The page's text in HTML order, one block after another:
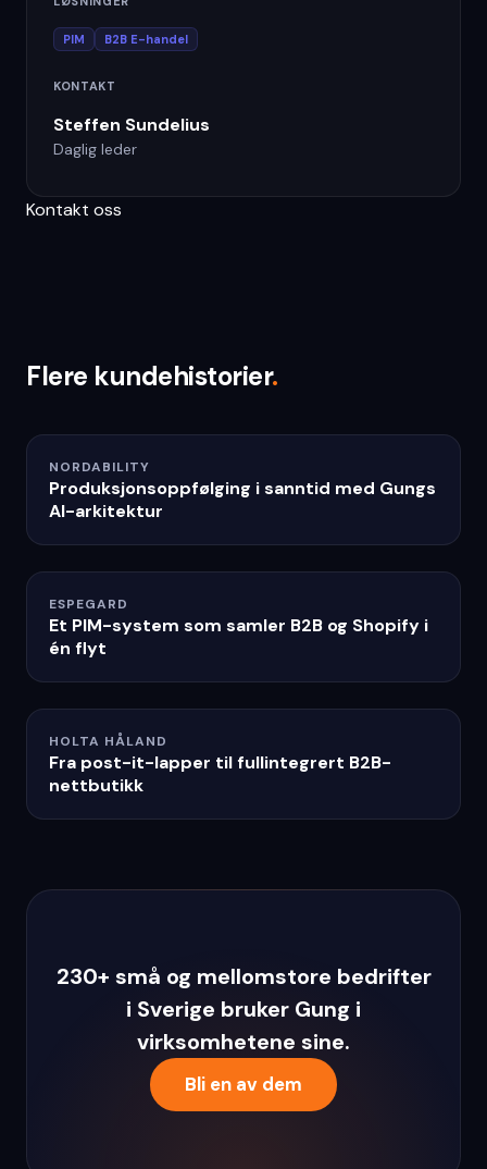
PIM B2B E-handel
KONTAKT
Steffen Sundelius
Daglig leder
Kontakt oss
Flere kundehistorier.
NORDABILITY
Produksjonsoppfølging i sanntid med Gungs
AI-arkitektur
ESPEGARD
Et PIM-system som samler B2B og Shopify i
én flyt
HOLTA HÅLAND
Fra post-it-lapper til fullintegrert B2B-
nettbutikk
230+ små og mellomstore bedrifter
i Sverige bruker Gung i
virksomhetene sine.
Bli en av dem